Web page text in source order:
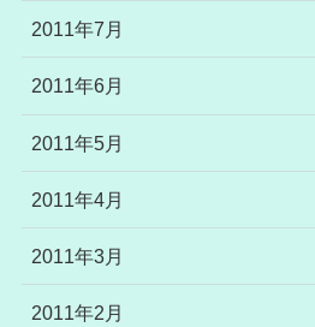
2011年7月
2011年6月
2011年5月
2011年4月
2011年3月
2011年2月